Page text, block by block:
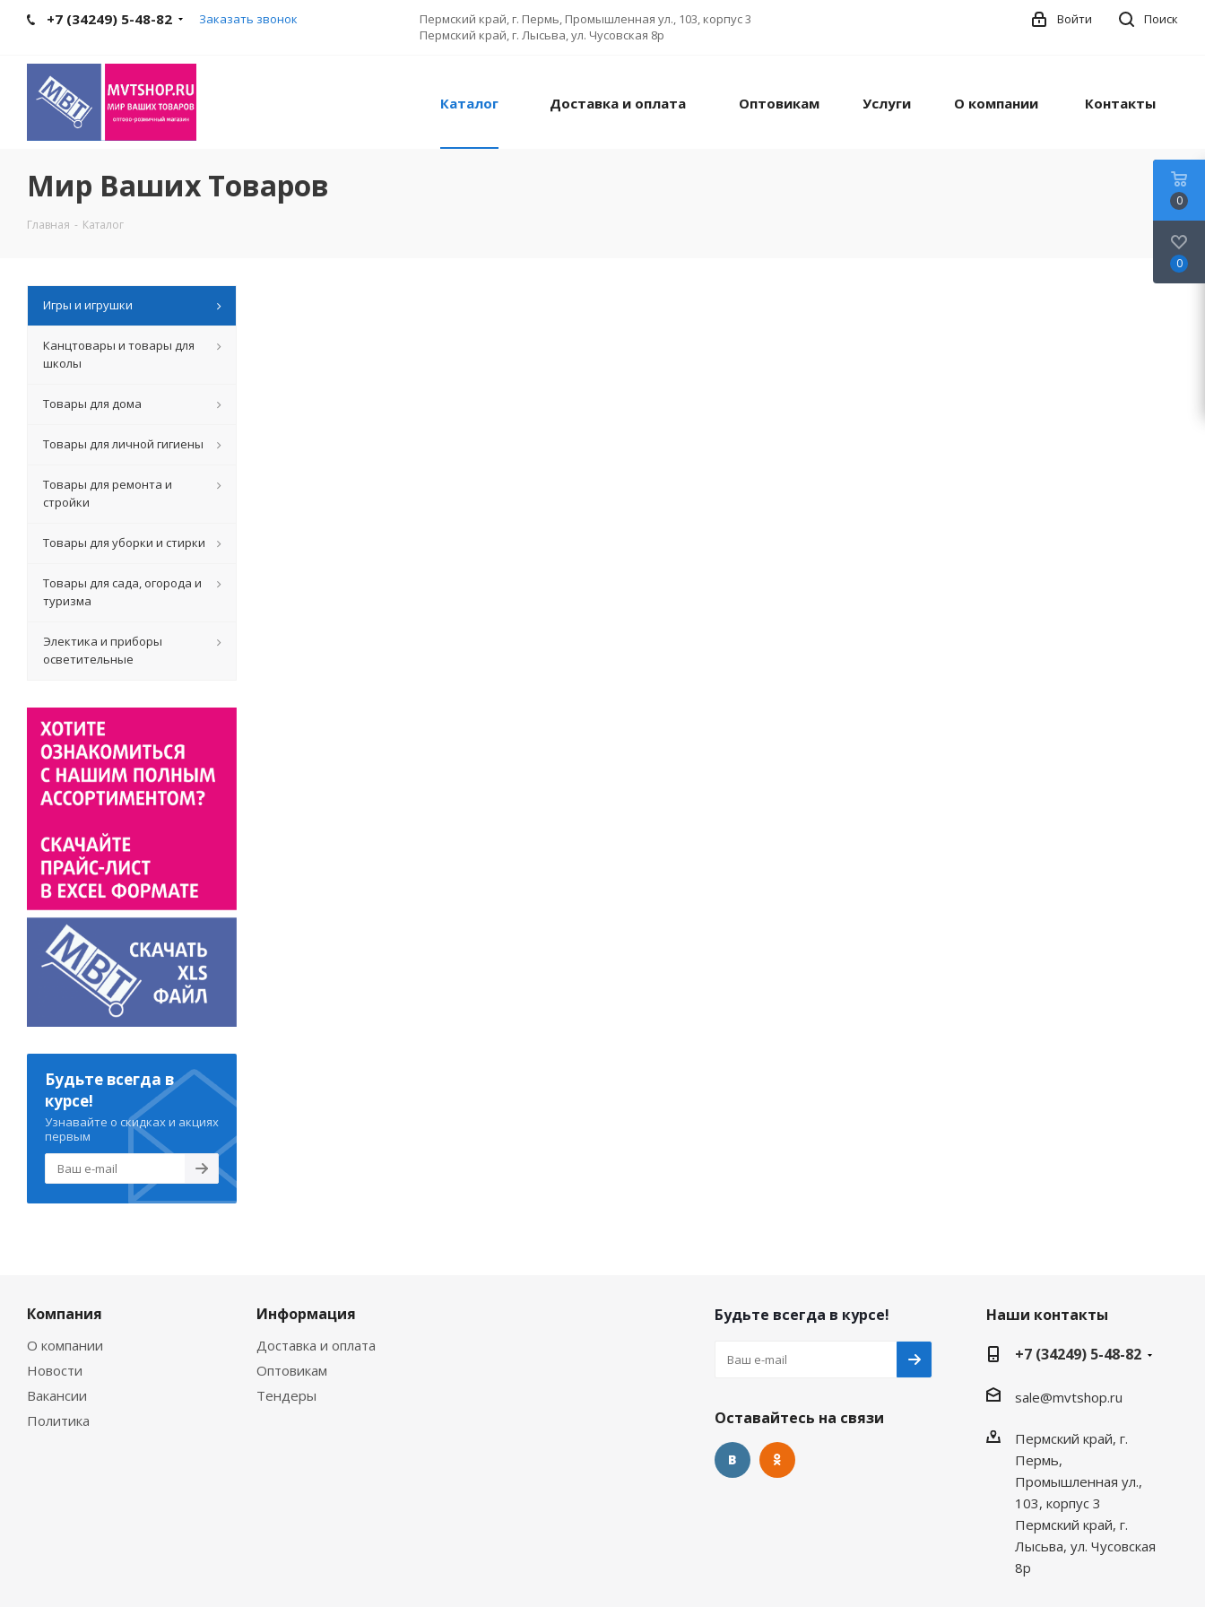
+7 (34249) 5-48-82 Заказать звонок
Пермский край, г. Пермь, Промышленная ул., 103, корпус 3
Пермский край, г. Лысьва, ул. Чусовская 8р
Поиск
Войти
Каталог Доставка и оплата Оптовикам Услуги О компании Контакты
Мир Ваших Товаров
Главная - Каталог
Игры и игрушки
Канцтовары и товары для
школы
Товары для дома
Товары для личной гигиены
Товары для ремонта и
стройки
Товары для уборки и стирки
Товары для сада, огорода и
туризма
Электика и приборы
осветительные
Будьте всегда в
курсе!
Узнавайте о скидках и акциях
первым
Компания
О компании
Новости
Вакансии
Политика
Информация
Доставка и оплата
Оптовикам
Тендеры
Будьте всегда в курсе!
Оставайтесь на связи
Наши контакты
+7 (34249) 5-48-82
sale@mvtshop.ru
Пермский край, г.
Пермь,
Промышленная ул.,
103, корпус 3
Пермский край, г.
Лысьва, ул. Чусовская
8р
0
0